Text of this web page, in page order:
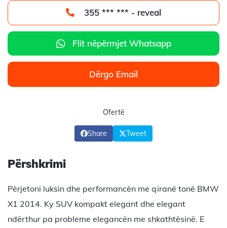
355 *** *** - reveal
Flit nëpërmjet Whatsapp
Dërgo Email
Ofertë
Share Tweet
Përshkrimi
Përjetoni luksin dhe performancën me qiranë tonë BMW
X1 2014. Ky SUV kompakt elegant dhe elegant
ndërthur pa probleme elegancën me shkathtësinë. E